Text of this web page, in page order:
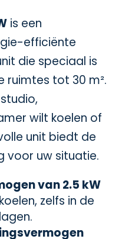
is een
efficiënte
die speciaal is
ruimtes tot 30 m².
wilt koelen of
unit biedt de
voor uw situatie.
van 2.5 kW
zelfs in de